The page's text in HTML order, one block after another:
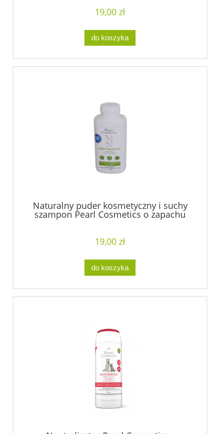
19,00 zł
do koszyka
Naturalny puder kosmetyczny i suchy
szampon Pearl Cosmetics o zapachu
19,00 zł
do koszyka